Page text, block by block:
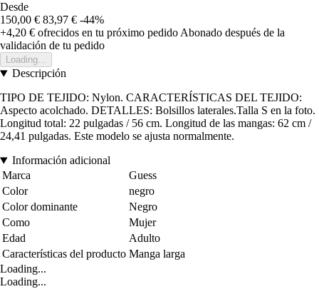
Desde
150,00 € 83,97 € -44%
+4,20 € ofrecidos en tu próximo pedido Abonado después de la
validación de tu pedido
Loading...
Descripción
TIPO DE TEJIDO: Nylon. CARACTERÍSTICAS DEL TEJIDO:
Aspecto acolchado. DETALLES: Bolsillos laterales.Talla S en la foto.
Longitud total: 22 pulgadas / 56 cm. Longitud de las mangas: 62 cm /
24,41 pulgadas. Este modelo se ajusta normalmente.
Información adicional
Marca
Guess
Color
negro
Color dominante
Negro
Como
Mujer
Edad
Adulto
Características del producto Manga larga
Loading...
Loading...